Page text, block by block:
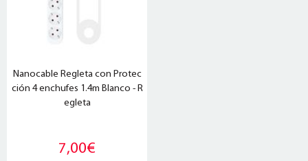
Nanocable Regleta con Protec
ción 4 enchufes 1.4m Blanco - R
egleta
7,00€